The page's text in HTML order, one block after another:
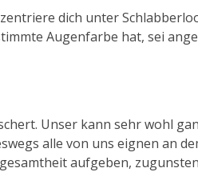
dich unter
Augenfarbe hat, sei
Unser kann sehr wohl
alle von uns eignen an
aufgeben,